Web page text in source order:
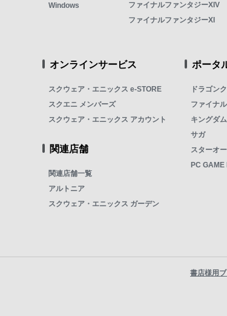
Windows
ファイナルファンタジーXIV
ファイナルファンタジーXI
オンラインサービス
スクウェア・エニックス e-STORE
スクエニ メンバーズ
スクウェア・エニックス アカウント
関連店舗
関連店舗一覧
アルトニア
スクウェア・エニックス ガーデン
ポータ
ドラゴン
ファイナ
キングダ
サガ
スターオ
PC GAME
書店様用